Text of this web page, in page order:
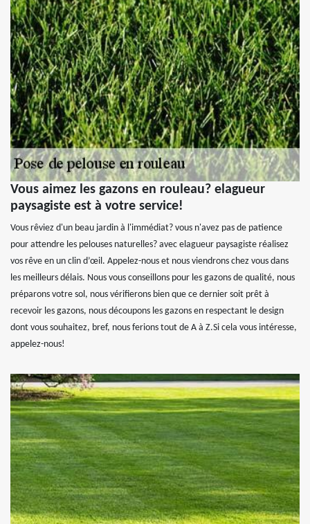
Vous aimez les gazons en rouleau? elagueur
paysagiste est à votre service!
Vous rêviez d'un beau jardin à l'immédiat? vous n'avez pas de patience
pour attendre les pelouses naturelles? avec elagueur paysagiste réalisez
vos rêve en un clin d’œil. Appelez-nous et nous viendrons chez vous dans
les meilleurs délais. Nous vous conseillons pour les gazons de qualité, nous
préparons votre sol, nous vérifierons bien que ce dernier soit prêt à
recevoir les gazons, nous découpons les gazons en respectant le design
dont vous souhaitez, bref, nous ferions tout de A à Z.Si cela vous intéresse,
appelez-nous!